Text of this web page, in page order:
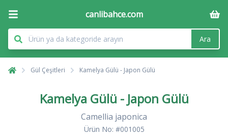
canlibahce.com
Ara
Gül Çeşitleri Kamelya Gülü - Japon Gülü
Kamelya Gülü - Japon Gülü
Camellia japonica
Ürün No: #001005